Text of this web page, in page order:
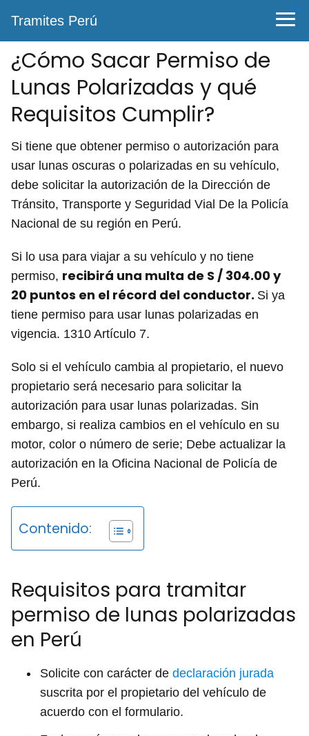
0%
Tramites Perú
¿Cómo Sacar Permiso de
Lunas Polarizadas y qué
Requisitos Cumplir?
Si tiene que obtener permiso o autorización para
usar lunas oscuras o polarizadas en su vehículo,
debe solicitar la autorización de la Dirección de
Tránsito, Transporte y Seguridad Vial De la Policía
Nacional de su región en Perú.
Si lo usa para viajar a su vehículo y no tiene
permiso, recibirá una multa de S / 304.00 y
20 puntos en el récord del conductor. Si ya
tiene permiso para usar lunas polarizadas en
vigencia. 1310 Artículo 7.
Solo si el vehículo cambia al propietario, el nuevo
propietario será necesario para solicitar la
autorización para usar lunas polarizadas. Sin
embargo, si realiza cambios en el vehículo en su
motor, color o número de serie; Debe actualizar la
autorización en la Oficina Nacional de Policía de
Perú.
Contenido:
Requisitos para tramitar
permiso de lunas polarizadas
en Perú
Solicite con carácter de declaración jurada
suscrita por el propietario del vehículo de
acuerdo con el formulario.